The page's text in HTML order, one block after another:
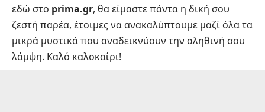
εδώ στο prima.gr, θα είμαστε πάντα η δική σου
ζεστή παρέα, έτοιμες να ανακαλύπτουμε μαζί όλα τα
μικρά μυστικά που αναδεικνύουν την αληθινή σου
λάμψη. Καλό καλοκαίρι!